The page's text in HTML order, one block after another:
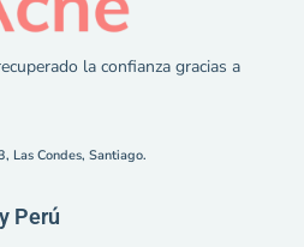
la confianza gracias a
Las Condes, Santiago.
Perú